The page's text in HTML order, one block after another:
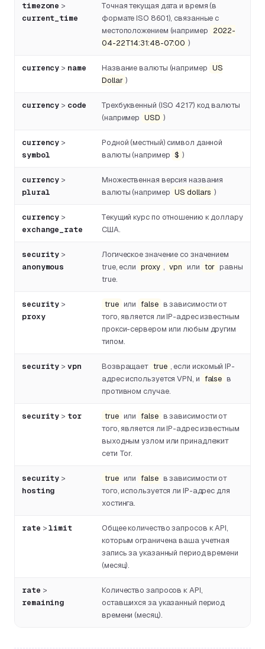
timezone >
current_time
Точная текущая дата и время (в
формате ISO 8601), связанные с
местоположением (например 2022-
04-22T14:31:48-07:00 )
currency > name Название валюты (например US
Dollar )
currency > code
Трехбуквенный (ISO 4217) код валюты
(например USD )
currency >
symbol
Родной (местный) символ данной
валюты (например $ )
currency >
plural
Множественная версия названия
валюты (например US dollars )
currency >
exchange_rate
Текущий курс по отношению к доллару
США.
security >
anonymous
Логическое значение со значением
true, если proxy , vpn или tor равны
true.
security >
proxy
true или false в зависимости от
того, является ли IP-адрес известным
прокси-сервером или любым другим
типом.
security > vpn Возвращает true , если искомый IP-
адрес используется VPN, и false в
противном случае.
security > tor true или false в зависимости от
того, является ли IP-адрес известным
выходным узлом или принадлежит
сети Tor.
security >
hosting
true или false в зависимости от
того, используется ли IP-адрес для
хостинга.
rate >limit
Общее количество запросов к API,
которым ограничена ваша учетная
запись за указанный период времени
(месяц).
rate >
remaining
Количество запросов к API,
оставшихся за указанный период
времени (месяц).